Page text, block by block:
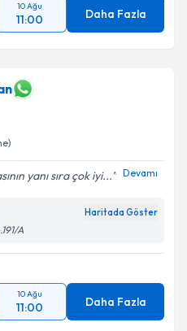
10 Ağu
11:00 Daha Fazla
yanı sıra çok iyi... Devamı
Haritada Göster
A
10 Ağu
11:00 Daha Fazla